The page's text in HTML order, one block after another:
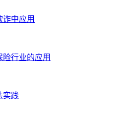
诈中应用
行业的应用
实践